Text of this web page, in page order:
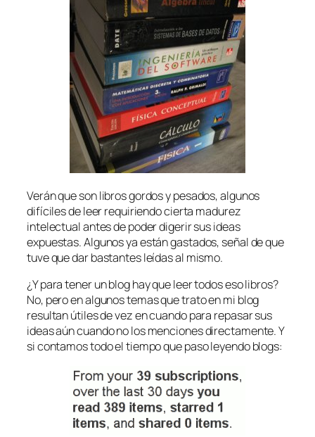
Verán que son libros gordos y pesados, algunos
difíciles de leer requiriendo cierta madurez
intelectual antes de poder digerir sus ideas
expuestas. Algunos ya están gastados, señal de que
tuve que dar bastantes leídas al mismo.
¿Y para tener un blog hay que leer todos eso libros?
No, pero en algunos temas que trato en mi blog
resultan útiles de vez en cuando para repasar sus
ideas aún cuando no los menciones directamente. Y
si contamos todo el tiempo que paso leyendo blogs: